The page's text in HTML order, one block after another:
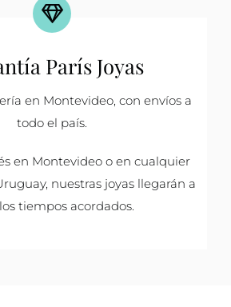
París Joyas
en Montevideo, con envíos a
todo el país.
en Montevideo o en cualquier
nuestras joyas llegarán a
tiempos acordados.